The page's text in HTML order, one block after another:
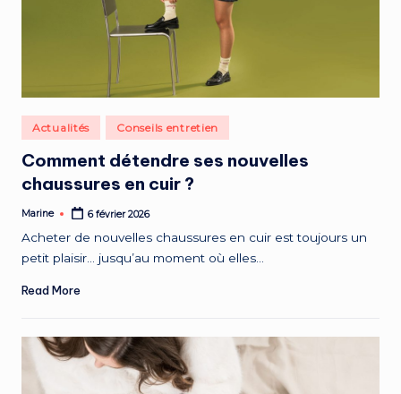
Posted
in
Actualités Conseils entretien
Comment détendre ses nouvelles
chaussures en cuir ?
Posted
Marine 6 février 2026
Acheter de nouvelles chaussures en cuir est toujours un
petit plaisir… jusqu’au moment où elles…
Read More